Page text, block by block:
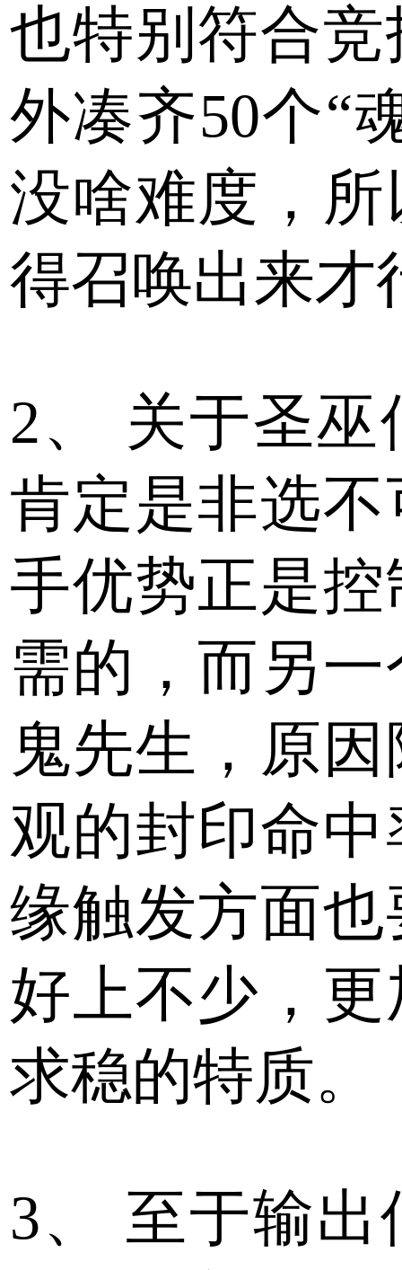
也特别符合
外凑齐50个“
没啥难度，
得召唤出来才
2、 关于圣巫
肯定是非选
手优势正是
需的，而另
鬼先生，原
观的封印命
缘触发方面
好上不少，
求稳的特质。
3、 至于输出